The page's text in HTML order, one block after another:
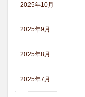
2025年10月
2025年9月
2025年8月
2025年7月